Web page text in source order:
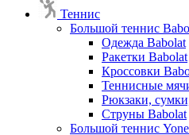
Теннис
Большой теннис
Одежда Babolat
Ракетки Babolat
Кроссовки
Теннисные
Рюкзаки,
Струны Babolat
Большой теннис